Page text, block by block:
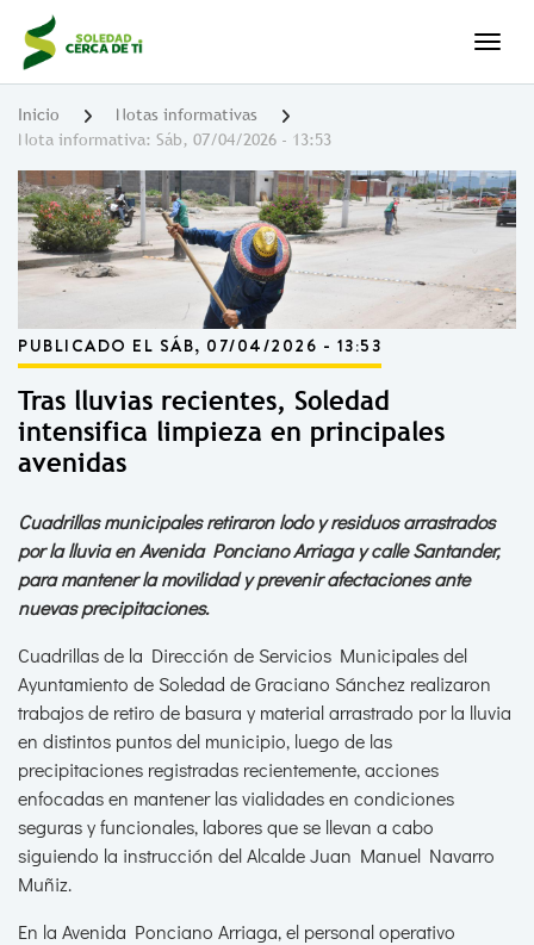
contenido
principal
Inicio
Notas informativas
Nota informativa: Sáb, 07/04/2026 - 13:53
PUBLICADO EL SÁB, 07/04/2026 - 13:53
Tras lluvias recientes, Soledad
intensifica limpieza en principales
avenidas
Cuadrillas municipales retiraron lodo y residuos arrastrados
por la lluvia en Avenida Ponciano Arriaga y calle Santander,
para mantener la movilidad y prevenir afectaciones ante
nuevas precipitaciones.
Cuadrillas de la Dirección de Servicios Municipales del
Ayuntamiento de Soledad de Graciano Sánchez realizaron
trabajos de retiro de basura y material arrastrado por la lluvia
en distintos puntos del municipio, luego de las
precipitaciones registradas recientemente, acciones
enfocadas en mantener las vialidades en condiciones
seguras y funcionales, labores que se llevan a cabo
siguiendo la instrucción del Alcalde Juan Manuel Navarro
Muñiz.
En la Avenida Ponciano Arriaga, el personal operativo